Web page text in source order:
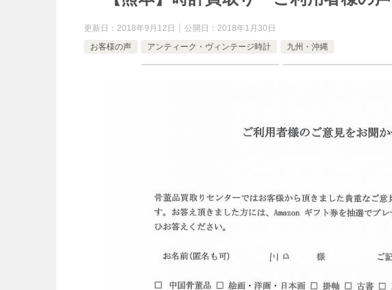
更新日： 2018年9月12日 公開日： 2018年1月30日
お客様の声
アンティーク・ヴィンテージ時計 九州・沖縄